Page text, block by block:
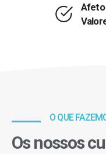
Afeto
O QUE
Os nossos